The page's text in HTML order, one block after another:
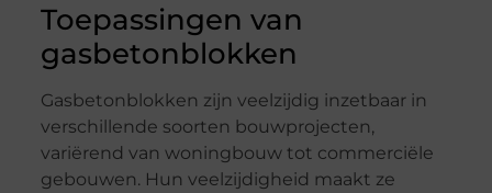
Toepassingen van
gasbetonblokken
Gasbetonblokken zijn veelzijdig inzetbaar in
verschillende soorten bouwprojecten,
variërend van woningbouw tot commerciële
gebouwen. Hun veelzijdigheid maakt ze